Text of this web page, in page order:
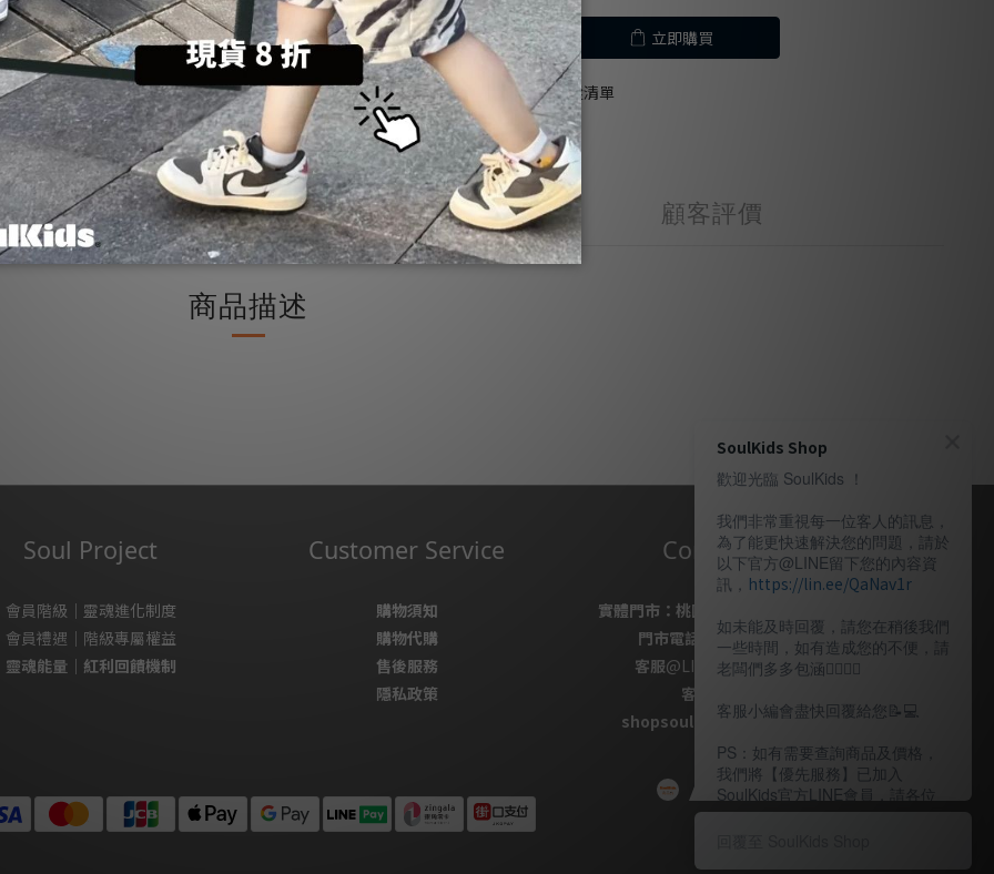
加入購物車 立即購買
加入追蹤清單
送貨及付款方式 顧客評價
商品描述
Soul Project
會員階級｜靈魂進化制度
會員禮遇｜階級專屬權益
靈魂能量｜紅利回饋機制
Customer Service
購物須知
購物代購
售後服務
隱私政策
Contact Us
實體門市： 桃園市桃園區復興路69號
門市電話
03-337-1777
客服@LINE ：＠soulkids
客服信箱✉ /
shopsoulkids@gmail.com
SoulKids Shop
歡迎光臨 SoulKids ！
我們非常重視每一位客人的訊息，
為了能更快速解決您的問題，請於
以下官方@LINE留下您的內容資
訊， https://lin.ee/QaNav1r
如未能及時回覆，請您在稍後我們
一些時間，如有造成您的不便，請
老闆們多多包涵🙇🏽‍🙇‍♀️
客服小編會盡快回覆給您📝💻️
PS：如有需要查詢商品及價格，
我們將【優先服務】已加入
SoulKids官方LINE會員，請各位
老闆多多諒解。